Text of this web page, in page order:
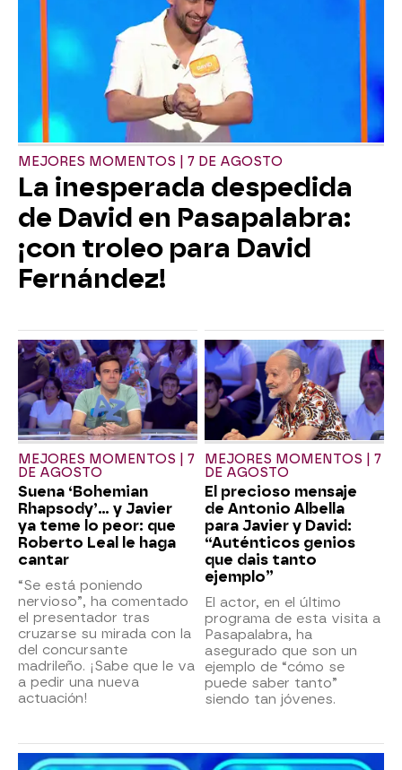
MEJORES MOMENTOS | 7 DE AGOSTO
La inesperada despedida
de David en Pasapalabra:
¡con troleo para David
Fernández!
MEJORES MOMENTOS | 7
DE AGOSTO
Suena ‘Bohemian
Rhapsody’... y Javier
ya teme lo peor: que
Roberto Leal le haga
cantar
“Se está poniendo
nervioso”, ha comentado
el presentador tras
cruzarse su mirada con la
del concursante
madrileño. ¡Sabe que le va
a pedir una nueva
actuación!
MEJORES MOMENTOS | 7
DE AGOSTO
El precioso mensaje
de Antonio Albella
para Javier y David:
“Auténticos genios
que dais tanto
ejemplo”
El actor, en el último
programa de esta visita a
Pasapalabra, ha
asegurado que son un
ejemplo de “cómo se
puede saber tanto”
siendo tan jóvenes.